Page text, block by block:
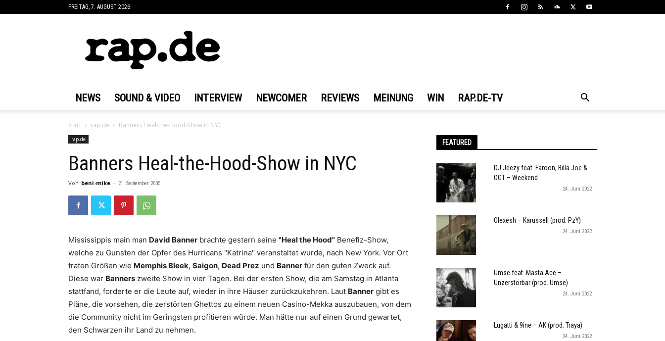
FREITAG, 7. AUGUST 2026
NEWS SOUND & VIDEO INTERVIEW NEWCOMER REVIEWS MEINUNG WIN RAP.DE-TV
Start rap.de Banners Heal-the-Hood-Show in NYC
rap.de
Banners Heal-the-Hood-Show in NYC
Von beni-mike - 21. September 2005
Mississippis main man David Banner brachte gestern seine "Heal the Hood" Benefiz-Show,
welche zu Gunsten der Opfer des Hurricans "Katrina" veranstaltet wurde, nach New York. Vor Ort
traten Größen wie Memphis Bleek, Saigon, Dead Prez und Banner für den guten Zweck auf.
Diese war Banners zweite Show in vier Tagen. Bei der ersten Show, die am Samstag in Atlanta
stattfand, forderte er die Leute auf, wieder in ihre Häuser zurückzukehren. Laut Banner gibt es
Pläne, die vorsehen, die zerstörten Ghettos zu einem neuen Casino-Mekka auszubauen, von dem
die Community nicht im Geringsten profitieren würde. Man hätte nur auf einen Grund gewartet,
den Schwarzen ihr Land zu nehmen.
FEATURED
DJ Jeezy feat. Faroon, Billa Joe &
OGT – Weekend
24. Juni 2022
Olexesh – Karussell (prod. PzY)
24. Juni 2022
Umse feat. Masta Ace –
Unzerstörbar (prod. Umse)
24. Juni 2022
Lugatti & 9ine – AK (prod. Traya)
24. Juni 2022